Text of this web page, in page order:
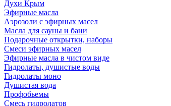
Духи Крым
Эфирные масла
Аэрозоли с эфирных масел
Масла для сауны и бани
Подарочные открытки, наборы
Смеси эфирных масел
Эфирные масла в чистом виде
Гидролаты, душистые воды
Гидролаты моно
Душистая вода
Профобьемы
Смесь гидролатов